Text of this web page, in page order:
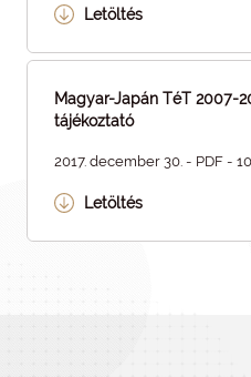
Letöltés
Magyar-Japán TéT 2007-
tájékoztató
2017. december 30. - PDF -
Letöltés